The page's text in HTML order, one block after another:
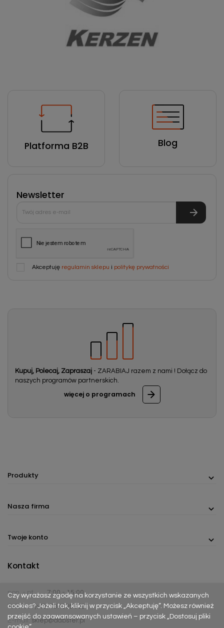
Platforma B2B Blog
Newsletter
Akceptuję regulamin sklepu i politykę prywatności
Kupuj, Polecaj, Zapraszaj - ZARABIAJ razem z nami ! Dołącz do
naszych programów partnerskich.
więcej o programach
Produkty
Nasza firma
Twoje konto
Czy wyrażasz zgodę na korzystanie ze wszystkich wskazanych
cookies? Jeżeli tak, kliknij w przycisk „Akceptuję”. Możesz również
przejść do zaawansowanych ustawień – przycisk „Dostosuj pliki
Kontakt
pon. - pt.
7:00 - 15:00
Telefon:(+48) 737 305 306
E-mail: sklep@dabster.pl